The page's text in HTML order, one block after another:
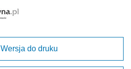
Wersja do druku